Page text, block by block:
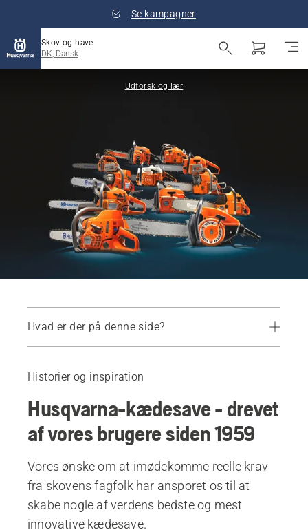
Se kampagner
Skov og have
DK, Dansk
Udforsk og lær
Hvad er der på denne side?
Husqvarna 180
Husqvarna 133
Husqvarna 50 Rancher
Husqvarna 154
Husqvarna 262 XP®
Husqvarna 394 XP®
Husqvarna 335XPT
Historier og inspiration
Husqvarna-kædesave - drevet
af vores brugere siden 1959
Vores ønske om at imødekomme reelle krav
fra skovens fagfolk har ansporet os til at
skabe nogle af verdens bedste og mest
innovative kædesave.